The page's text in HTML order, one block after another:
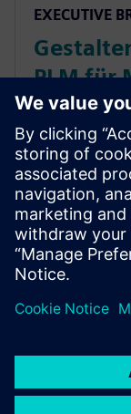
EXECUTIVE
PLM für
neu ─
Entdecken
nativen Low-
Einzelhandel
Flexibilität
beschleunigt.